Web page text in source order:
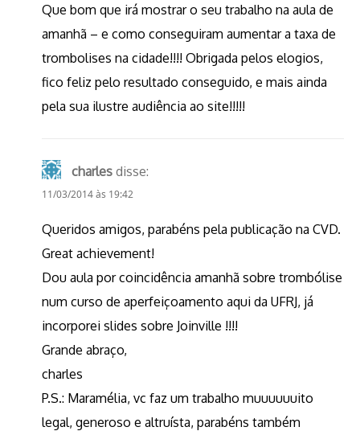
Que bom que irá mostrar o seu trabalho na aula de
amanhã – e como conseguiram aumentar a taxa de
trombolises na cidade!!!! Obrigada pelos elogios,
fico feliz pelo resultado conseguido, e mais ainda
pela sua ilustre audiência ao site!!!!!
charles disse:
11/03/2014 às 19:42
Queridos amigos, parabéns pela publicação na CVD.
Great achievement!
Dou aula por coincidência amanhã sobre trombólise
num curso de aperfeiçoamento aqui da UFRJ, já
incorporei slides sobre Joinville !!!!
Grande abraço,
charles
P.S.: Maramélia, vc faz um trabalho muuuuuuito
legal, generoso e altruísta, parabéns também